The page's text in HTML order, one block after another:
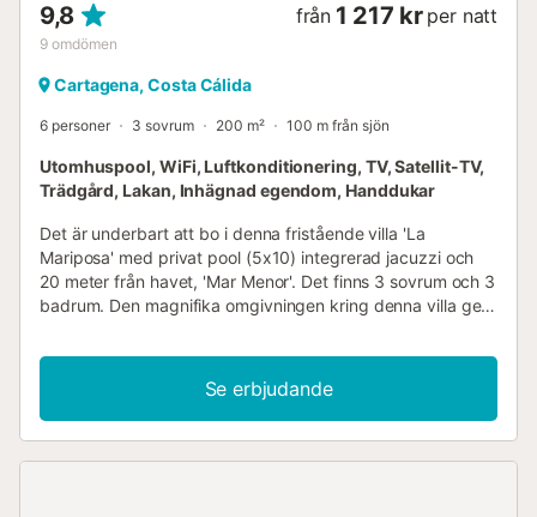
9,8
9 omdömen
från 1 217 kr per natt
Cartagena, Costa Cálida
6 personer 3 sovrum 200 m² 100 m från sjön
Utomhuspool, WiFi, Luftkonditionering, TV, Satellit-TV,
Trädgård, Lakan, Inhägnad egendom, Handdukar
Det är underbart att bo i denna fristående villa 'La
Mariposa' med privat pool (5x10) integrerad jacuzzi och
20 meter från havet, 'Mar Menor'. Det finns 3 sovrum och 3
badrum. Den magnifika omgivningen kring denna villa ger
havsutsikt, lugn och ro samt utrymme är ledorden för
denna speciella plats. Denna villa med privat pool och
luftkonditionering ligger i det mycket välskötta området
'Estrella de Mar' i byn Los Urrutias. Det är bara 20 meter
Se erbjudande